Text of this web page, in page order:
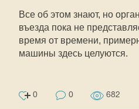
Все об этом знают, но
въезда пока не
время от времени,
машины здесь целуются.
0 0 682